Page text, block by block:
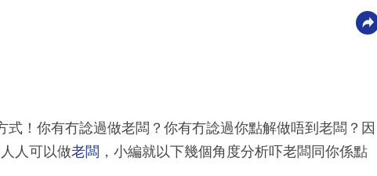
！你有冇諗過做老闆？你有冇諗過你點解做唔到老闆？因
人可以做老闆 ，小編就以下幾個角度分析吓老闆同你係點